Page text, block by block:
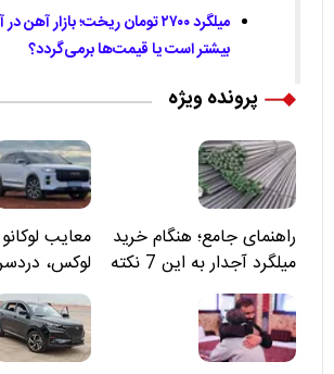
میلگرد ۲۷۰۰ تومان ریخت؛ بازار
بیشتر است یا قیمت‌ها برمی‌گردد؟
پرونده ویژه
راهنمای جامع؛ هنگام خرید
میلگرد آجدار به این 7 نکته
توجه کنید
لوکس،